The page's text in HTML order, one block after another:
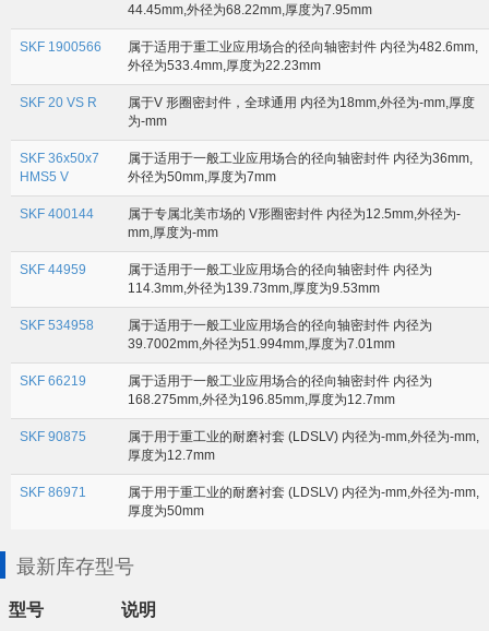
44.45mm,外径为68.22mm,厚度为7.95mm
SKF 1900566
属于适用于重工业应用场合的径向轴密封件 内径为482.6mm,
外径为533.4mm,厚度为22.23mm
SKF 20 VS R
属于V 形圈密封件，全球通用 内径为18mm,外径为-mm,厚度
为-mm
SKF 36x50x7
HMS5 V
属于适用于一般工业应用场合的径向轴密封件 内径为36mm,
外径为50mm,厚度为7mm
SKF 400144
属于专属北美市场的 V形圈密封件 内径为12.5mm,外径为-
mm,厚度为-mm
SKF 44959
属于适用于一般工业应用场合的径向轴密封件 内径为
114.3mm,外径为139.73mm,厚度为9.53mm
SKF 534958
属于适用于一般工业应用场合的径向轴密封件 内径为
39.7002mm,外径为51.994mm,厚度为7.01mm
SKF 66219
属于适用于一般工业应用场合的径向轴密封件 内径为
168.275mm,外径为196.85mm,厚度为12.7mm
SKF 90875
属于用于重工业的耐磨衬套 (LDSLV) 内径为-mm,外径为-mm,
厚度为12.7mm
SKF 86971
属于用于重工业的耐磨衬套 (LDSLV) 内径为-mm,外径为-mm,
厚度为50mm
最新库存型号
型号 说明